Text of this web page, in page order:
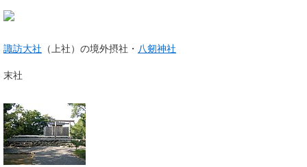
諏訪大社 （上社）の境外摂社・ 八剱神社
末社